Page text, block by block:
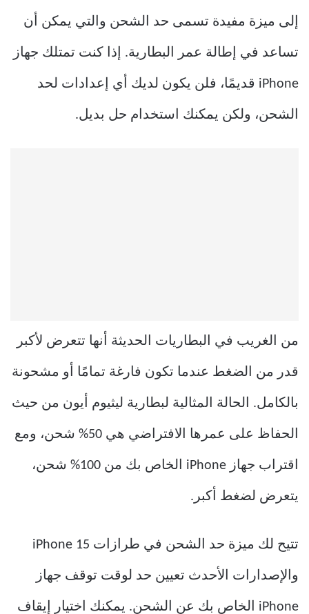
إلى ميزة مفيدة تسمى حد الشحن والتي يمكن أن
تساعد في إطالة عمر البطارية. إذا كنت تمتلك جهاز
iPhone قديمًا، فلن يكون لديك أي إعدادات لحد
الشحن، ولكن يمكنك استخدام حل بديل.
من الغريب في البطاريات الحديثة أنها تتعرض لأكبر
قدر من الضغط عندما تكون فارغة تمامًا أو مشحونة
بالكامل. الحالة المثالية لبطارية ليثيوم أيون من حيث
الحفاظ على عمرها الافتراضي هي 50% شحن، ومع
اقتراب جهاز iPhone الخاص بك من 100% شحن،
يتعرض لضغط أكبر.
تتيح لك ميزة حد الشحن في طرازات iPhone 15
والإصدارات الأحدث تعيين حد لوقت توقف جهاز
iPhone الخاص بك عن الشحن. يمكنك اختيار إيقاف